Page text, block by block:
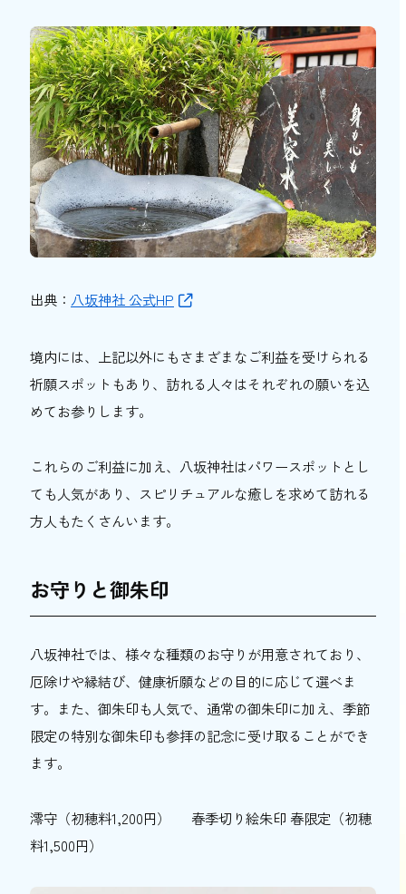
出典： 八坂神社 公式HP
境内には、上記以外にもさまざまなご利益を受けられる
祈願スポットもあり、訪れる人々はそれぞれの願いを込
めてお参りします。
これらのご利益に加え、八坂神社はパワースポットとし
ても人気があり、スピリチュアルな癒しを求めて訪れる
方人もたくさんいます。
お守りと御朱印
八坂神社では、様々な種類のお守りが用意されており、
厄除けや縁結び、健康祈願などの目的に応じて選べま
す。また、御朱印も人気で、通常の御朱印に加え、季節
限定の特別な御朱印も参拝の記念に受け取ることができ
ます。
澪守（初穂料1,200円）
春季切り絵朱印 春限定（初穂
料1,500円）